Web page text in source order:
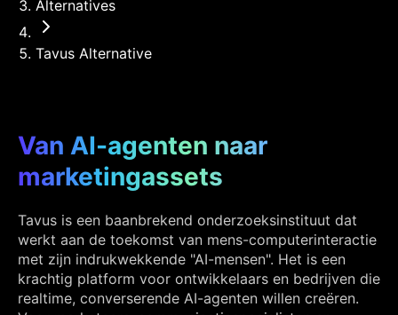
Alternatives
Tavus Alternative
Van AI-agenten naar
marketingassets
Tavus is een baanbrekend onderzoeksinstituut dat
werkt aan de toekomst van mens-computerinteractie
met zijn indrukwekkende "AI-mensen". Het is een
krachtig platform voor ontwikkelaars en bedrijven die
realtime, converserende AI-agenten willen creëren.